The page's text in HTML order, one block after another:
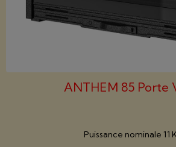
ANTHEM 85 Porte
Puissance nominale 11